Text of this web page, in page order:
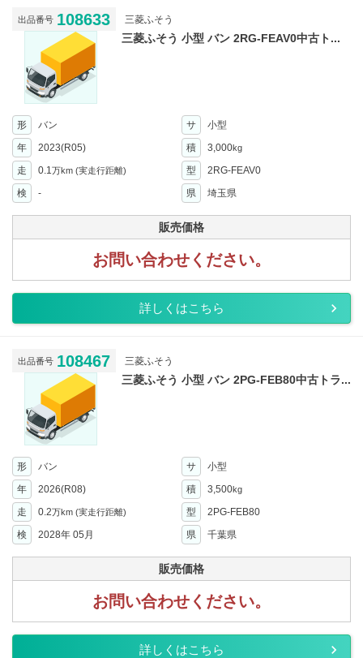
出品番号 108633 三菱ふそう
三菱ふそう 小型 バン 2RG-FEAV0中古ト...
形 バン サ
小型
年
2023(R05) 積 3,000kg
走 0.1万km (実走行距離) 型
2RG-FEAV0
検
- 県 埼玉県
販売価格
お問い合わせください。
詳しくはこちら
出品番号 108467 三菱ふそう
三菱ふそう 小型 バン 2PG-FEB80中古トラ...
形 バン サ
小型
年
2026(R08) 積 3,500kg
走 0.2万km (実走行距離) 型
2PG-FEB80
検
2028年 05月 県 千葉県
販売価格
お問い合わせください。
詳しくはこちら